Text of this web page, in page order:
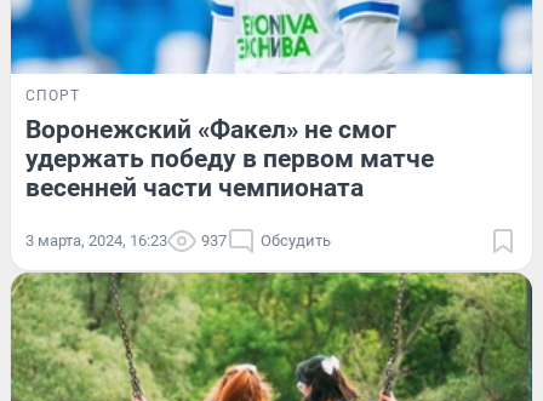
СПОРТ
Воронежский «Факел» не смог
удержать победу в первом матче
весенней части чемпионата
3 марта, 2024, 16:23 937 Обсудить